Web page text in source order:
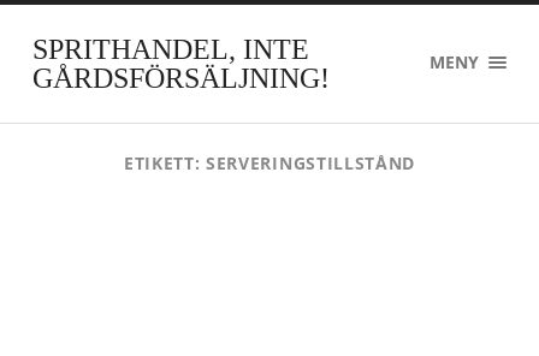
SPRITHANDEL, INTE
GÅRDSFÖRSÄLJNING!
MENY
ETIKETT:SERVERINGSTILLSTÅND